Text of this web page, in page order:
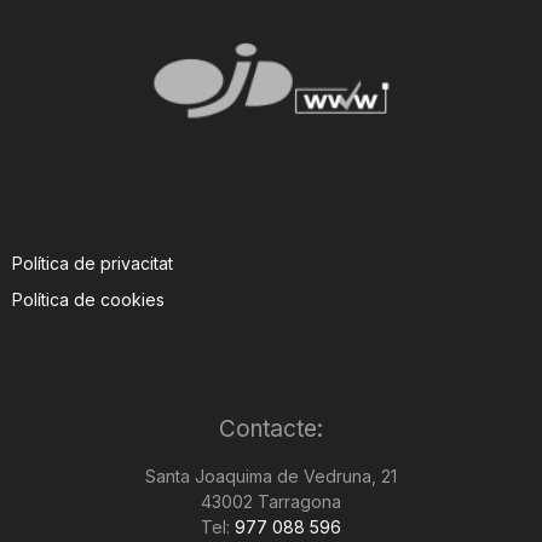
Política de privacitat
Política de cookies
Contacte:
Santa Joaquima de Vedruna, 21
43002 Tarragona
Tel: 977 088 596